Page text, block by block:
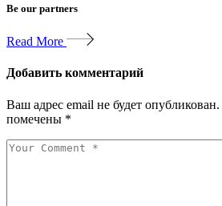
Be our partners
Read More
Добавить комментарий
Ваш адрес email не будет опубликован.
помечены *